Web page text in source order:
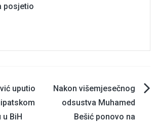
posjetio
uputio
BiH
Nakon višemjesečnog
odsustva Muhamed
Bešić ponovo na